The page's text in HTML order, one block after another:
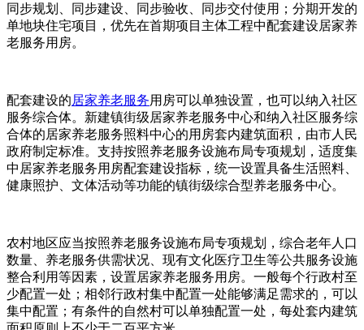
同步规划、同步建设、同步验收、同步交付使用；分期开发的
单地块住宅项目，优先在首期项目主体工程中配套建设居家养
老服务用房。
配套建设的居家养老服务用房可以单独设置，也可以纳入社区
服务综合体。新建镇街级居家养老服务中心和纳入社区服务综
合体的居家养老服务照料中心的用房套内建筑面积，由市人民
政府制定标准。支持按照养老服务设施布局专项规划，适度集
中居家养老服务用房配套建设指标，统一设置具备生活照料、
健康照护、文体活动等功能的镇街级综合型养老服务中心。
农村地区应当按照养老服务设施布局专项规划，综合老年人口
数量、养老服务供需状况、现有文化医疗卫生等公共服务设施
整合利用等因素，设置居家养老服务用房。一般每个行政村至
少配置一处；相邻行政村集中配置一处能够满足需求的，可以
集中配置；有条件的自然村可以单独配置一处，每处套内建筑